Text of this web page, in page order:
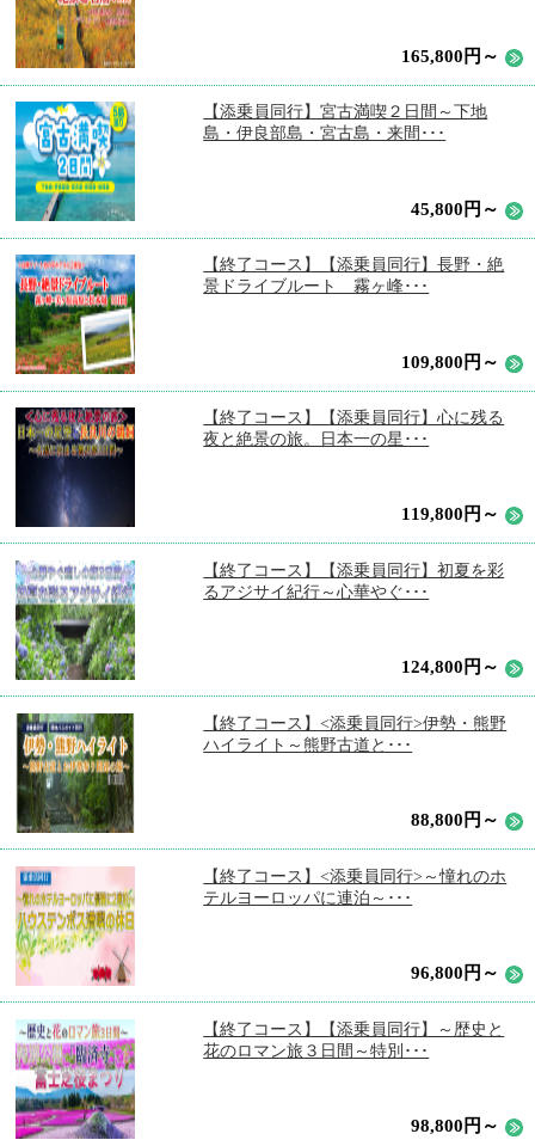
165,800円～
【添乗員同行】宮古満喫２日間～下地
島・伊良部島・宮古島・来間･･･
45,800円～
【終了コース】【添乗員同行】長野・絶
景ドライブルート 霧ヶ峰･･･
109,800円～
【終了コース】【添乗員同行】心に残る
夜と絶景の旅。日本一の星･･･
119,800円～
【終了コース】【添乗員同行】初夏を彩
るアジサイ紀行～心華やぐ･･･
124,800円～
【終了コース】<添乗員同行>伊勢・熊野
ハイライト～熊野古道と･･･
88,800円～
【終了コース】<添乗員同行>～憧れのホ
テルヨーロッパに連泊～･･･
96,800円～
【終了コース】【添乗員同行】～歴史と
花のロマン旅３日間～特別･･･
98,800円～